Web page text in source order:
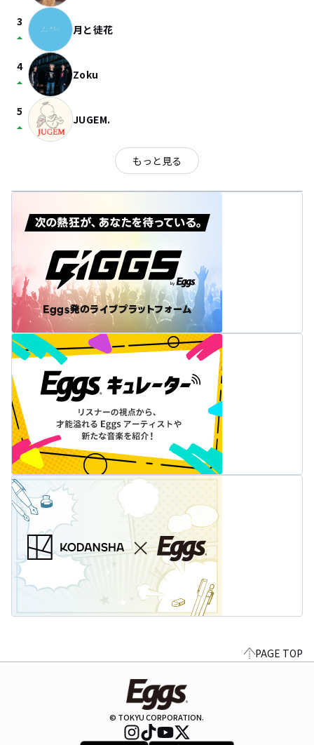
3
arrow_drop_up 月と徒花
4
arrow_drop_up Zoku
5
arrow_drop_up JUGEM.
もっと見る
PAGE TOP
© TOKYU CORPORATION.